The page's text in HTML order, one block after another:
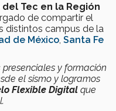
Tec en la Región
de compartir el
distintos campus de la
de México Santa Fe
presenciales y formación
el sismo y logramos
Flexible Digital que